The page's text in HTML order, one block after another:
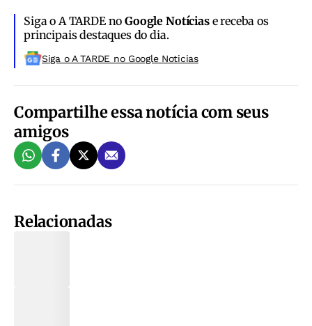
Siga o A TARDE noGoogle Notíciase receba os
principais destaques do dia.
Siga o A TARDE no Google Noticias
Compartilhe essa notícia com seus
amigos
Relacionadas